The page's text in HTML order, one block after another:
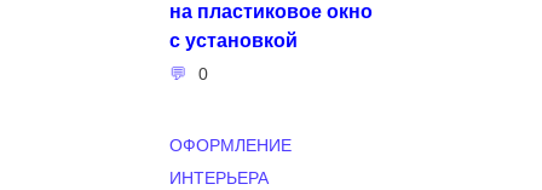
на пластиковое окно
с установкой
0
ОФОРМЛЕНИЕ
ИНТЕРЬЕРА